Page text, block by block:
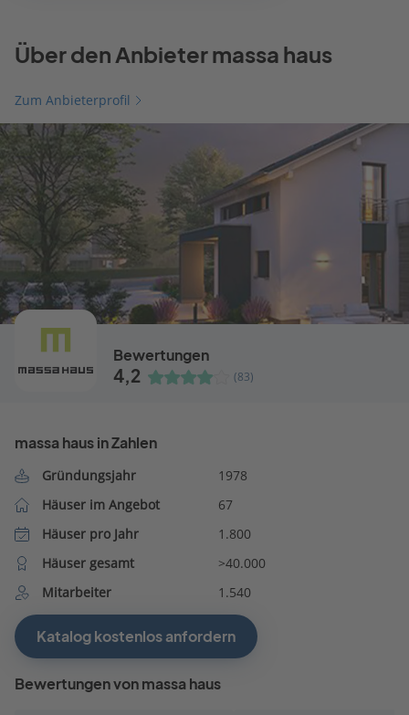
Über den Anbieter massa haus
Zum Anbieterprofil
Bewertungen
4,2 (83)
massa haus in Zahlen
Gründungsjahr
1978
Häuser im Angebot
67
Häuser pro Jahr
1.800
Häuser gesamt
>40.000
Mitarbeiter
1.540
Katalog kostenlos anfordern
Bewertungen von massa haus